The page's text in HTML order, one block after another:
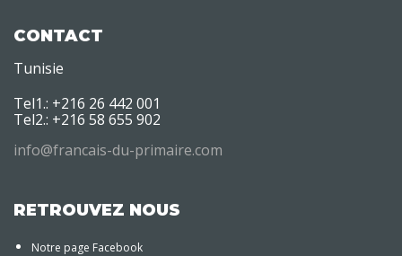
CONTACT
Tunisie
Tel1.: +216 26 442 001
Tel2.: +216 58 655 902
info@francais-du-primaire.com
RETROUVEZ NOUS
Notre page Facebook